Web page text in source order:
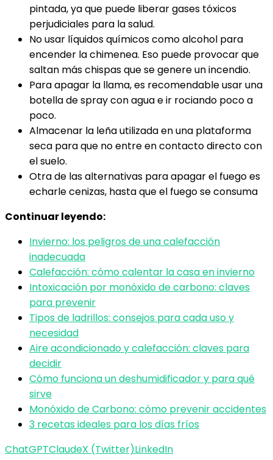
pintada, ya que puede liberar gases tóxicos
perjudiciales para la salud.
No usar líquidos químicos como alcohol para
encender la chimenea. Eso puede provocar que
saltan más chispas que se genere un incendio.
Para apagar la llama, es recomendable usar una
botella de spray con agua e ir rociando poco a
poco.
Almacenar la leña utilizada en una plataforma
seca para que no entre en contacto directo con
el suelo.
Otra de las alternativas para apagar el fuego es
echarle cenizas, hasta que el fuego se consuma
Continuar leyendo:
Invierno: los peligros de una calefacción
inadecuada
Calefacción: cómo calentar la casa en invierno
Intoxicación por monóxido de carbono: claves
para prevenir
Tipos de ladrillos: consejos para cada uso y
necesidad
Aire acondicionado y calefacción: claves para
decidir
Cómo funciona un deshumidificador y para qué
sirve
Monóxido de Carbono: cómo prevenir accidentes
3 recetas ideales para los días fríos
ChatGPTClaudeX (Twitter)LinkedIn